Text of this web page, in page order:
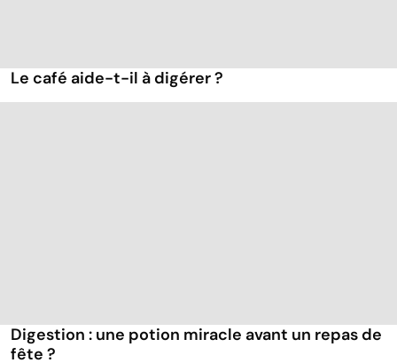
Le café aide-t-il à digérer ?
Digestion : une potion miracle avant un repas de
fête ?